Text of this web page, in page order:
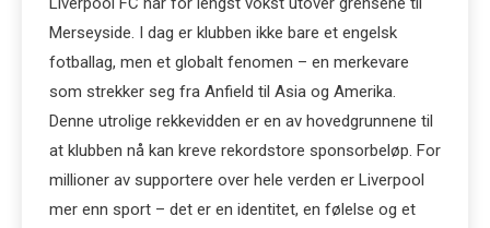
Merseyside. I dag er klubben ikke bare et engelsk
fotballag, men et globalt fenomen – en merkevare
som strekker seg fra Anfield til Asia og Amerika.
Denne utrolige rekkevidden er en av hovedgrunnene til
at klubben nå kan kreve rekordstore sponsorbeløp. For
millioner av supportere over hele verden er Liverpool
mer enn sport – det er en identitet, en følelse og et